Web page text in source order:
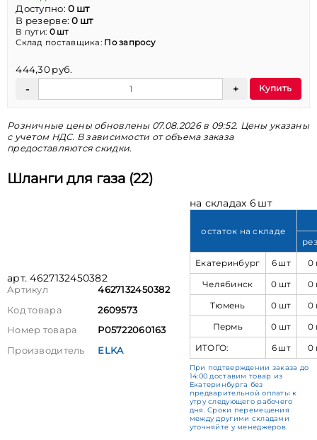
Доступно:0 шт
В резерве:0 шт
В пути: 0 шт
Склад поставщика: По запросу
444,30 руб.
Купить
Розничные цены обновлены 07.08.2026 в 09:52. Цены указаны
с учетом НДС. В зависимости от объема заказа
предоставляются скидки.
Шланги для газа (22)
арт. 4627132450382
Артикул
4627132450382
Код товара
2609573
Номер товара
Р05722060163
Производитель
ELKA
на складах 6 шт
остаток на складе
Екатеринбург
6 шт
0
Челябинск
0 шт
0
Тюмень
0 шт
0
Пермь
0 шт
0
ИТОГО:
6 шт 0
При подтверждении заказа до
14:00 доставим товар из
Екатеринбурга без
предварительной оплаты к
утру следующего рабочего
дня. Сроки перемещения
между другими складами
уточняйте у менеджеров.